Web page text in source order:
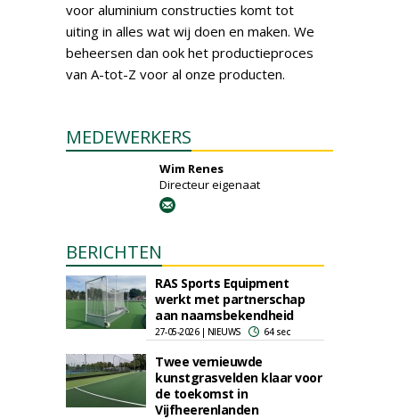
voor aluminium constructies komt tot
uiting in alles wat wij doen en maken. We
beheersen dan ook het productieproces
van A-tot-Z voor al onze producten.
MEDEWERKERS
Wim Renes
Directeur eigenaat
BERICHTEN
RAS Sports Equipment
werkt met partnerschap
aan naamsbekendheid
27-05-2026 | NIEUWS 64 sec
Twee vernieuwde
kunstgrasvelden klaar voor
de toekomst in
Vijfheerenlanden